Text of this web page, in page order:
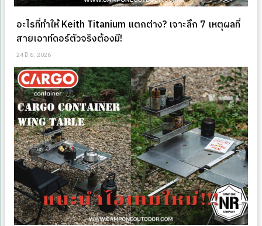
อะไรที่ทำให้ Keith Titanium แตกต่าง? เจาะลึก 7 เหตุผลที่
สายเอาท์ดอร์ตัวจริงต้องมี!
24 มิ.ย. 2026